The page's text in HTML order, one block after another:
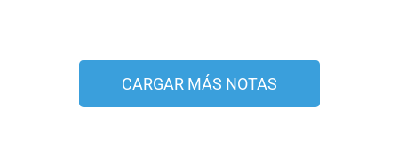
CARGAR MÁS NOTAS